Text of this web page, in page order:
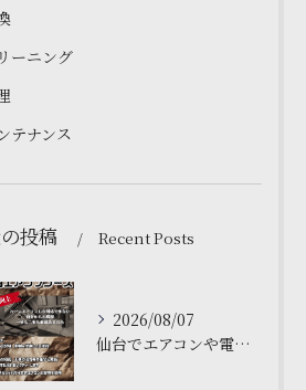
ーニング
テナンス
投稿 Recent Posts
2026/08/07
仙台でエアコンや電気工事について学ぶなら、私たちの塾がおすす...